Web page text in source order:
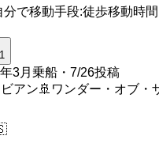
分で移動手段:徒歩移動時間
1
3月乗船・7/26投稿
アン 🚢 ワンダー・オブ・